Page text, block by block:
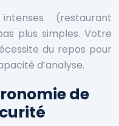
(restaurant
plus simples. Votre
du repos pour
d’analyse.
de